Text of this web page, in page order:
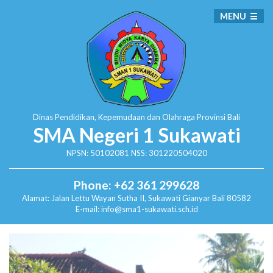
Dinas Pendidikan, Kepemudaan dan Olahraga Provinsi Bali
SMA Negeri 1 Sukawati
NPSN: 50102081 NSS: 301220504020
Phone: +62 361 299628
Alamat: Jalan Lettu Wayan Sutha II, SukawatiGianyar Bali 80582
E-mail: info@sma1-sukawati.sch.id
MENU